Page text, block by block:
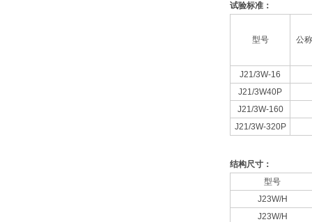
试验标准：
型号 公
J21/3W-16
J21/3W40P
J21/3W-160
J21/3W-320P
结构尺寸：
型号
J23W/H
J23W/H